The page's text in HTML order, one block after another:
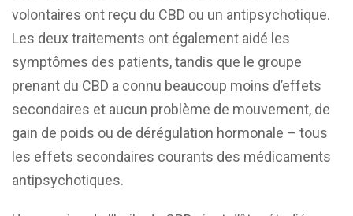
volontaires ont reçu du CBD ou un antipsychotique.
Les deux traitements ont également aidé les
symptômes des patients, tandis que le groupe
prenant du CBD a connu beaucoup moins d’effets
secondaires et aucun problème de mouvement, de
gain de poids ou de dérégulation hormonale – tous
les effets secondaires courants des médicaments
antipsychotiques.